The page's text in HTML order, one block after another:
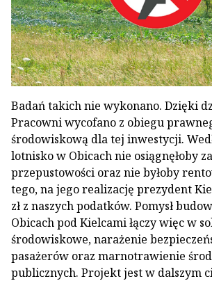
Badań takich nie wykonano. Dzięki
Pracowni wycofano z obiegu
środowiskową dla tej inwestycji.
lotnisko w Obicach nie osiągnęłoby
przepustowości oraz nie byłoby
tego, na jego realizację prezydent
zł z naszych podatków. Pomysł
Obicach pod Kielcami łączy więc w
środowiskowe, narażenie
pasażerów oraz marnotrawienie
publicznych. Projekt jest w dalszym